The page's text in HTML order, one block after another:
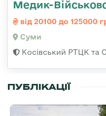
Медик-
від 20100 до 125000
Суми
Косівський РТЦК та
ПУБЛІКАЦІЇ